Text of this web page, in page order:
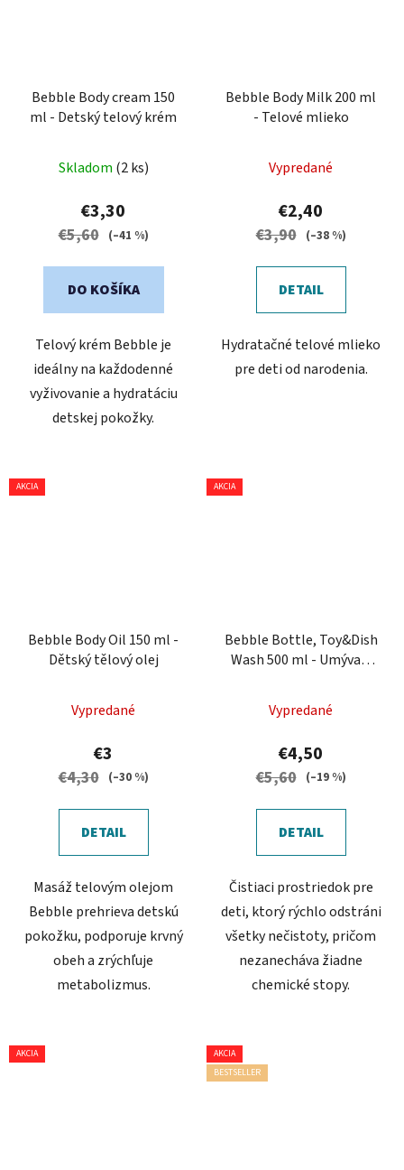
Bebble Body cream 150
ml - Detský telový krém
Skladom (2 ks)
€3,30
€5,60 (–41 %)
DO KOŠÍKA
Telový krém Bebble je
ideálny na každodenné
vyživovanie a hydratáciu
detskej pokožky.
Bebble Body Milk 200 ml
- Telové mlieko
Vypredané
€2,40
€3,90 (–38 %)
DETAIL
Hydratačné telové mlieko
pre deti od narodenia.
AKCIA
Bebble Body Oil 150 ml -
Dětský tělový olej
Vypredané
€3
€4,30 (–30 %)
DETAIL
Masáž telovým olejom
Bebble prehrieva detskú
pokožku, podporuje krvný
obeh a zrýchľuje
metabolizmus.
AKCIA
Bebble Bottle, Toy&Dish
Wash 500 ml - Umývací
hračky a riad
Vypredané
€4,50
€5,60 (–19 %)
DETAIL
Čistiaci prostriedok pre
deti, ktorý rýchlo odstráni
všetky nečistoty, pričom
nezanecháva žiadne
chemické stopy.
AKCIA
AKCIA
BESTSELLER